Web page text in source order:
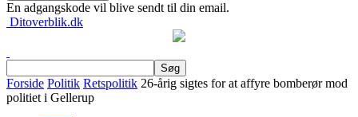
En adgangskode vil blive sendt til din email.
Ditoverblik.dk
Forside Politik Retspolitik 26-årig sigtes for at affyre bomberør mod
politiet i Gellerup